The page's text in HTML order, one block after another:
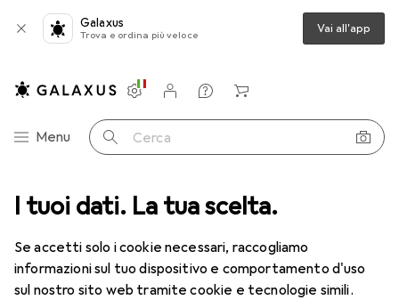
I tuoi dati. La tua scelta.
Se accetti solo i cookie necessari, raccogliamo
informazioni sul tuo dispositivo e comportamento d'uso
sul nostro sito web tramite cookie e tecnologie simili.
Galaxus
Trova e ordina più veloce Vai all'app
Categoria Navigazione
Menu Cerca
Impostazioni
Conto cliente
Liste di confronto
Liste dei desideri
Carrello
Fuori tutto Sport E-mobility + Sport su rotelle
Fuori tutto: E-mobility + Sport
su rotelle